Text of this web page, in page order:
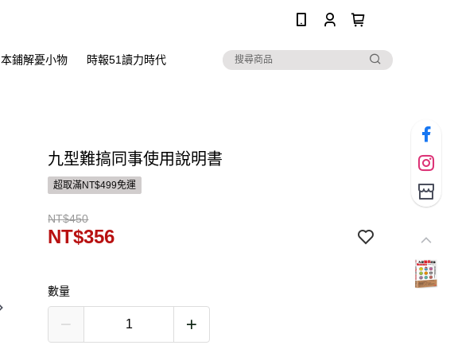
本鋪解憂小物 時報51讀力時代
九型難搞同事使用說明書
超取滿NT$499免運
NT$450
NT$356
數量